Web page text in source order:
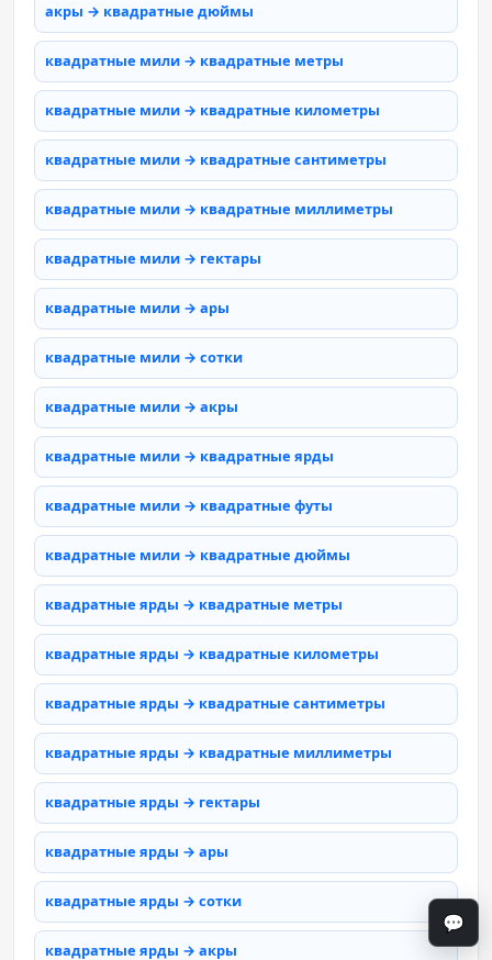
акры → квадратные дюймы
квадратные мили → квадратные метры
квадратные мили → квадратные километры
квадратные мили → квадратные сантиметры
квадратные мили → квадратные миллиметры
квадратные мили → гектары
квадратные мили → ары
квадратные мили → сотки
квадратные мили → акры
квадратные мили → квадратные ярды
квадратные мили → квадратные футы
квадратные мили → квадратные дюймы
квадратные ярды → квадратные метры
квадратные ярды → квадратные километры
квадратные ярды → квадратные сантиметры
квадратные ярды → квадратные миллиметры
квадратные ярды → гектары
квадратные ярды → ары
квадратные ярды → сотки
квадратные ярды → акры
💬